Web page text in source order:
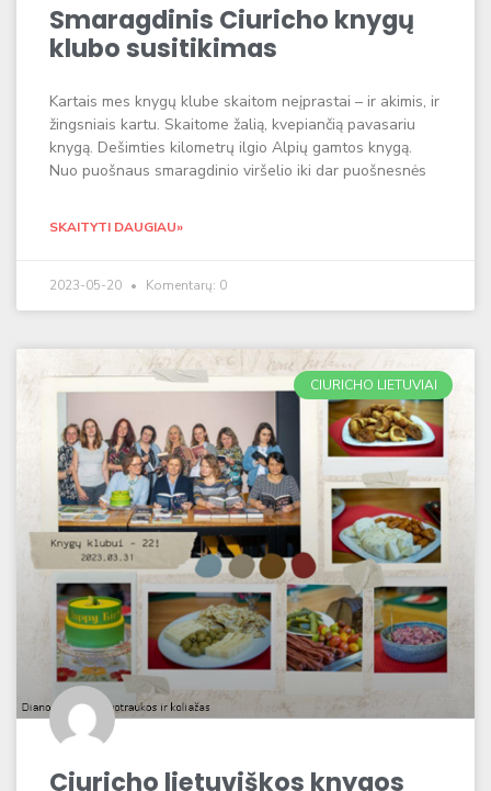
Smaragdinis Ciuricho knygų
klubo susitikimas
Kartais mes knygų klube skaitom neįprastai – ir akimis, ir
žingsniais kartu. Skaitome žalią, kvepiančią pavasariu
knygą. Dešimties kilometrų ilgio Alpių gamtos knygą.
Nuo puošnaus smaragdinio viršelio iki dar puošnesnės
SKAITYTI DAUGIAU»
2023-05-20 Komentarų: 0
CIURICHO LIETUVIAI
Ciuricho lietuviškos knygos